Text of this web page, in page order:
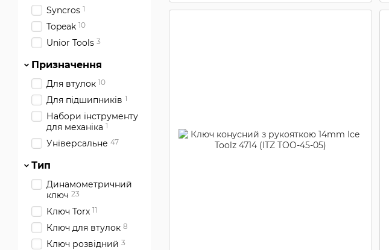
Syncros 1
Topeak 10
Unior Tools 3
Призначення
Для втулок 10
Для підшипників 1
Набори інструменту
для механіка 1
Універсальне 47
Тип
Динамометричний
ключ 23
Ключ Torx 11
Ключ для втулок 8
Ключ розвідний 3